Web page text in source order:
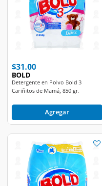
$31.00
BOLD
Detergente en Polvo Bold 3
Cariñitos de Mamá, 850 gr.
Agregar